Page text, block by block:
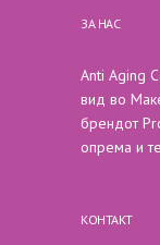
ЗА НАС
Anti Aging
вид во
брендот
опрема и
КОНТАКТ